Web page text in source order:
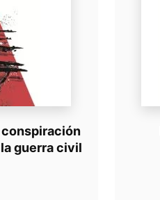
conspiración
guerra civil